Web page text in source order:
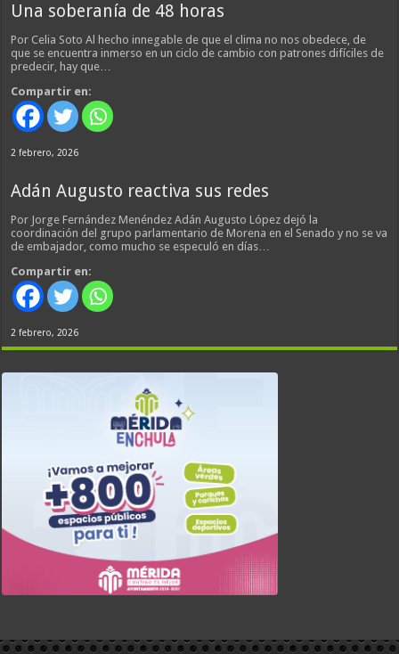
Una soberanía de 48 horas
Por Celia Soto Al hecho innegable de que el clima no nos obedece, de
que se encuentra inmerso en un ciclo de cambio con patrones difíciles de
predecir, hay que…
Compartir en:
2 febrero, 2026
Adán Augusto reactiva sus redes
Por Jorge Fernández Menéndez Adán Augusto López dejó la
coordinación del grupo parlamentario de Morena en el Senado y no se va
de embajador, como mucho se especuló en días…
Compartir en:
2 febrero, 2026